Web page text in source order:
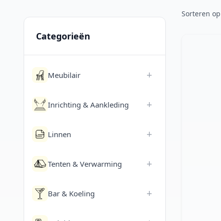
Categorieën
Meubilair +
Inrichting & Aankleding +
Linnen +
Tenten & Verwarming +
Bar & Koeling +
Sorteren